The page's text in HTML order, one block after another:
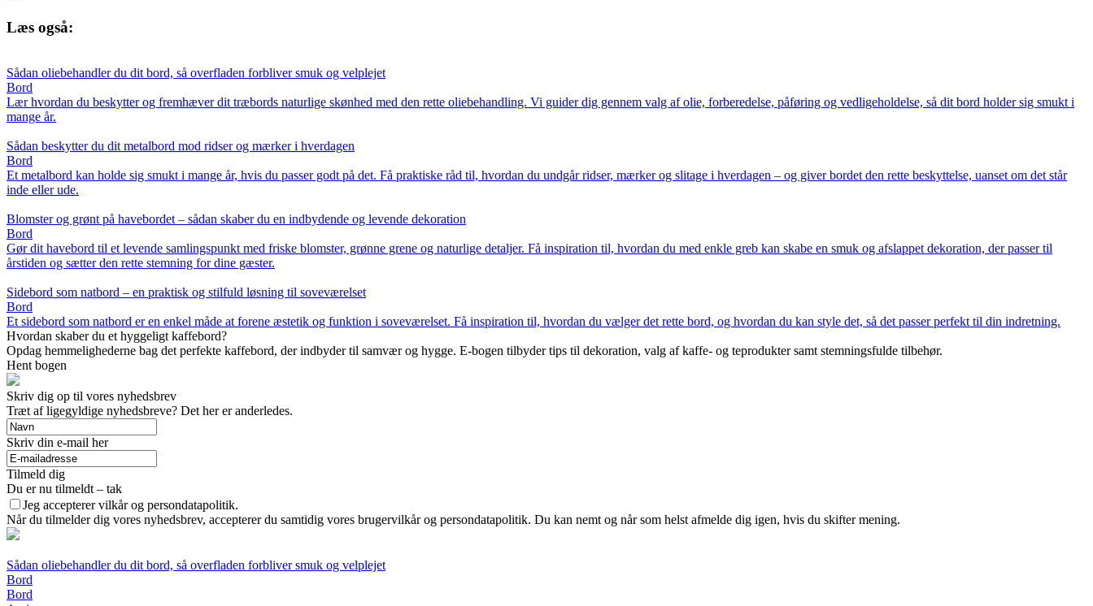
Læs også:
Sådan oliebehandler du dit bord, så overfladen forbliver smuk og velplejet
Bord
Lær hvordan du beskytter og fremhæver dit træbords naturlige skønhed med den rette oliebehandling. Vi guider dig gennem valg af olie, forberedelse, påføring og vedligeholdelse, så dit bord holder sig smukt i
mange år.
Sådan beskytter du dit metalbord mod ridser og mærker i hverdagen
Bord
Et metalbord kan holde sig smukt i mange år, hvis du passer godt på det. Få praktiske råd til, hvordan du undgår ridser, mærker og slitage i hverdagen – og giver bordet den rette beskyttelse, uanset om det står
inde eller ude.
Blomster og grønt på havebordet – sådan skaber du en indbydende og levende dekoration
Bord
Gør dit havebord til et levende samlingspunkt med friske blomster, grønne grene og naturlige detaljer. Få inspiration til, hvordan du med enkle greb kan skabe en smuk og afslappet dekoration, der passer til
årstiden og sætter den rette stemning for dine gæster.
Sidebord som natbord – en praktisk og stilfuld løsning til soveværelset
Bord
Et sidebord som natbord er en enkel måde at forene æstetik og funktion i soveværelset. Få inspiration til, hvordan du vælger det rette bord, og hvordan du kan style det, så det passer perfekt til din indretning.
Hvordan skaber du et hyggeligt kaffebord?
Opdag hemmelighederne bag det perfekte kaffebord, der indbyder til samvær og hygge. E-bogen tilbyder tips til dekoration, valg af kaffe- og teprodukter samt stemningsfulde tilbehør.
Hent bogen
Skriv dig op til vores nyhedsbrev
Træt af ligegyldige nyhedsbreve? Det her er anderledes.
Skriv din e-mail her
Tilmeld dig
Du er nu tilmeldt – tak
Jeg accepterer vilkår og persondatapolitik.
Når du tilmelder dig vores nyhedsbrev, accepterer du samtidig vores brugervilkår og persondatapolitik. Du kan nemt og når som helst afmelde dig igen, hvis du skifter mening.
Sådan oliebehandler du dit bord, så overfladen forbliver smuk og velplejet
Bord
Bord